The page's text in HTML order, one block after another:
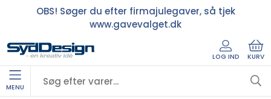
OBS! Søger du efter firmajulegaver, så tjek
www.gavevalget.dk
LOG IND KURV
MENU